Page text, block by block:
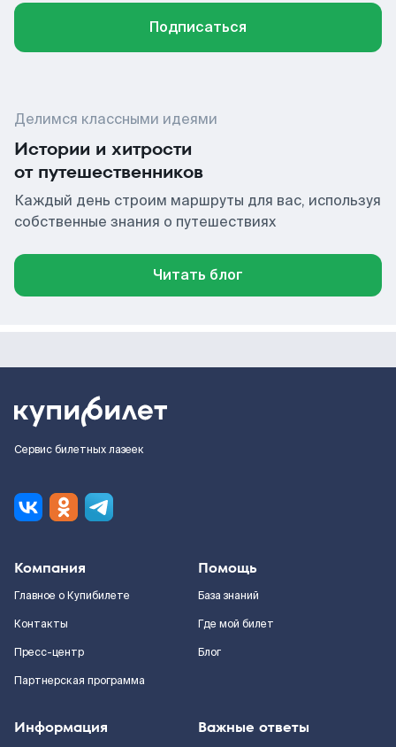
Подписаться
Делимся классными идеями
Истории и хитрости
от путешественников
Каждый день строим маршруты для вас, используя
собственные знания о путешествиях
Читать блог
Сервис билетных лазеек
Компания
Главное о Купибилете
Контакты
Пресс-центр
Партнерская программа
Помощь
База знаний
Где мой билет
Блог
Информация Важные ответы